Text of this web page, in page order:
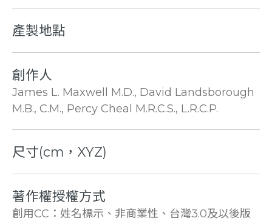
產製地點
創作人
James L. Maxwell M.D., David Landsborough
M.B., C.M., Percy Cheal M.R.C.S., L.R.C.P.
尺寸(cm，XYZ)
著作權授權方式
創用CC：姓名標示、非商業性、台灣3.0及以後版